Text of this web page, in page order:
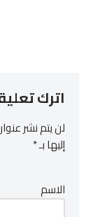
اترك
لن يتم نشر
إليها بـ*
الاسم